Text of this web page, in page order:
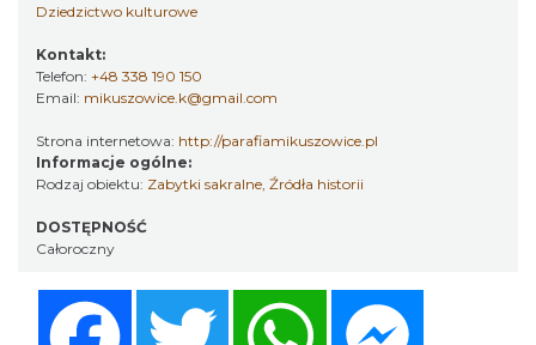
Dziedzictwo kulturowe
Kontakt:
Telefon: +48 338 190 150
Email: mikuszowice.k@gmail.com
Strona internetowa: http://parafiamikuszowice.pl
Informacje ogólne:
Rodzaj obiektu: Zabytki sakralne, Źródła historii
DOSTĘPNOŚĆ
Całoroczny
Twitter WhatsApp